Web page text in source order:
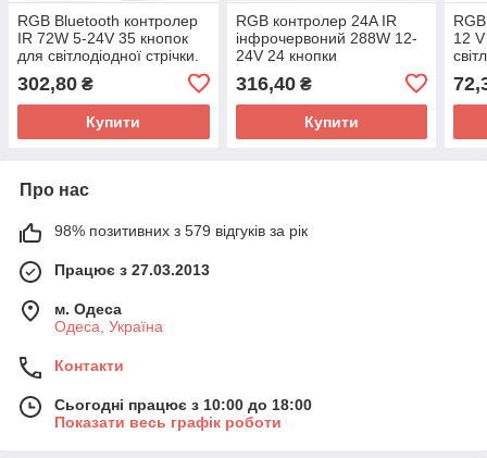
RGB Bluetooth контролер
IR 72W 5-24V 35 кнопок
для світлодіодної стрічки.
302,80 ₴
Купити
RGB контролер 24A IR
інфрочервоний 288W 12-
24V 24 кнопки
316,40₴
Купити
12
Про нас
98% позитивних з 579 відгуків за рік
Працює з 27.03.2013
м. Одеса
Одеса, Україна
Контакти
Сьогодні працює з 10:00 до 18:00
Показати весь графік роботи